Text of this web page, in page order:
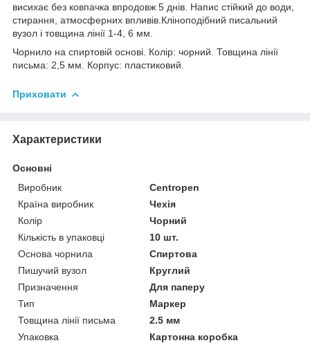
висихає без ковпачка впродовж 5 днів. Напис стійкий до води,
стирання, атмосферних впливів.Кліноподібний писальний
вузол і товщина лінії 1-4, 6 мм.
Чорнило на спиртовій основі. Колір: чорний. Товщина лінії
письма: 2,5 мм. Корпус: пластиковий.
Приховати
Характеристики
Основні
Виробник
Centropen
Країна виробник
Чехія
Колір
Чорний
Кількість в упаковці
10 шт.
Основа чорнила
Спиртова
Пишучий вузол
Круглий
Призначення
Для паперу
Тип
Маркер
Товщина лінії письма
2.5 мм
Упаковка
Картонна коробка